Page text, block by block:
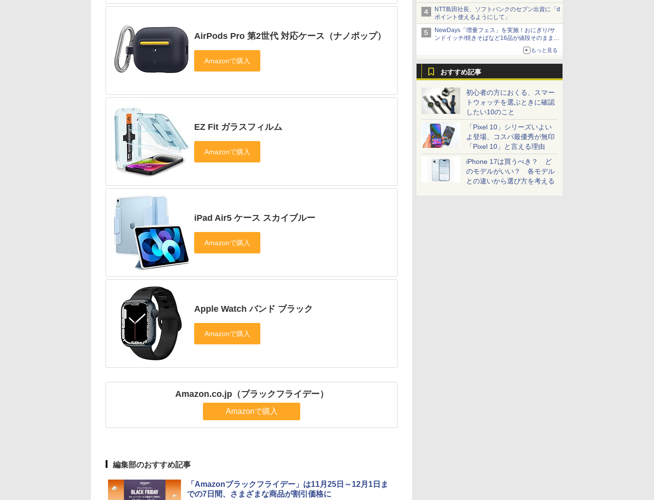
NTT島田社長、ソフトバンクのセブン出資に「d
ポイント使えるようにして」
NewDays「増量フェス」を実施！おにぎり/サ
ンドイッチ/焼きそばなど16品が値段そのままで
もっと見る
おすすめ記事
初心者の方におくる、スマー
トウォッチを選ぶときに確認
したい10のこと
「Pixel 10」シリーズいよい
よ登場、コスパ最優秀が無印
「Pixel 10」と言える理由
iPhone 17は買うべき？ ど
のモデルがいい？ 各モデル
との違いから選び方を考える
AirPods Pro 第2世代 対応ケース（ナノポップ）
EZ Fit ガラスフィルム
iPad Air5 ケース スカイブルー
Apple Watch バンド ブラック
Amazon.co.jp（ブラックフライデー）
Amazonで購入
編集部のおすすめ記事
「Amazonブラックフライデー」は11月25日～12月1日ま
での7日間、さまざまな商品が割引価格に